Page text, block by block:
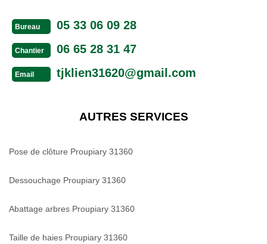
Bureau 05 33 06 09 28
Chantier 06 65 28 31 47
Email tjklien31620@gmail.com
AUTRES SERVICES
Pose de clôture Proupiary 31360
Dessouchage Proupiary 31360
Abattage arbres Proupiary 31360
Taille de haies Proupiary 31360